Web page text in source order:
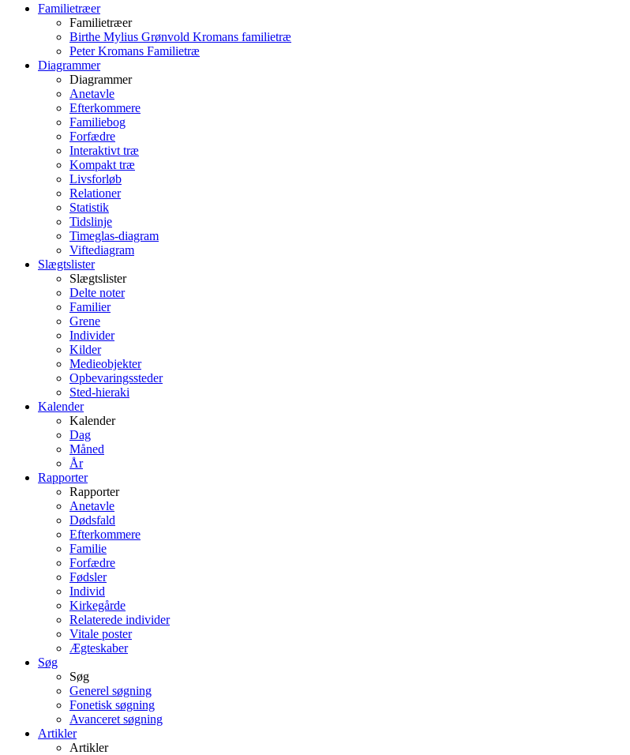
Familietræer
Familietræer
Birthe Mylius Grønvold Kromans familietræ
Peter Kromans Familietræ
Diagrammer
Diagrammer
Anetavle
Efterkommere
Familiebog
Forfædre
Interaktivt træ
Kompakt træ
Livsforløb
Relationer
Statistik
Tidslinje
Timeglas-diagram
Viftediagram
Slægtslister
Slægtslister
Delte noter
Familier
Grene
Individer
Kilder
Medieobjekter
Opbevaringssteder
Sted-hieraki
Kalender
Kalender
Dag
Måned
År
Rapporter
Rapporter
Anetavle
Dødsfald
Efterkommere
Familie
Forfædre
Fødsler
Individ
Kirkegårde
Relaterede individer
Vitale poster
Ægteskaber
Søg
Søg
Generel søgning
Fonetisk søgning
Avanceret søgning
Artikler
Artikler